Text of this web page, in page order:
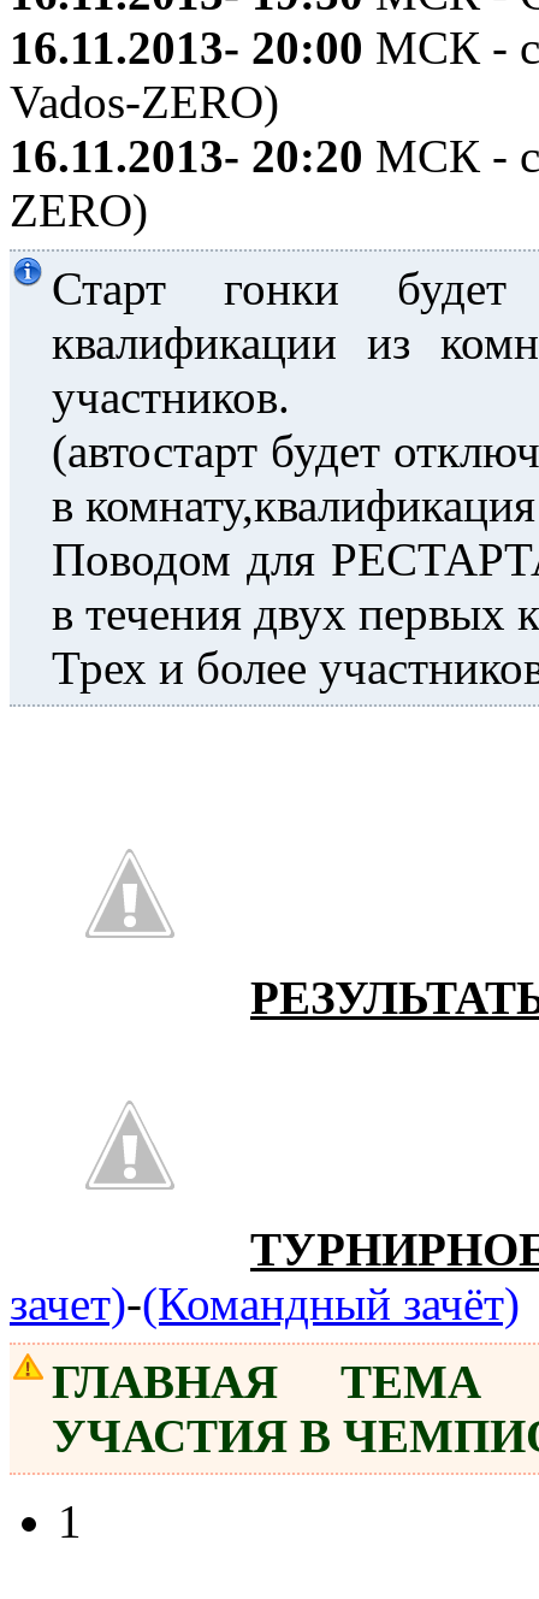
16.11.2013- 20:00 МСК -
Vados-ZERO)
16.11.2013- 20:20 МСК -
ZERO)
Старт гонки
квалификации из
участников.
(автостарт будет
в
Поводом для
в течения двух первых
Трех и более
зачет)-(Командный зачёт)
ГЛАВНАЯ ТЕМА
УЧАСТИЯ В
1